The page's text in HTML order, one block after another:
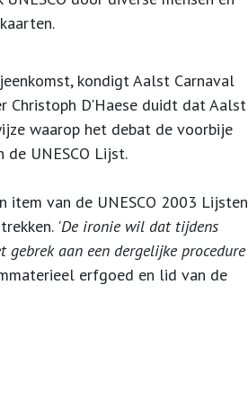
kondigt Aalst Carnaval
Christoph D'Haese duidt dat Aalst
waarop het debat de voorbije
UNESCO Lijst.
van de UNESCO 2003 Lijsten
'De ironie wil dat tijdens
gebrek aan een dergelijke procedure
erfgoed en lid van de